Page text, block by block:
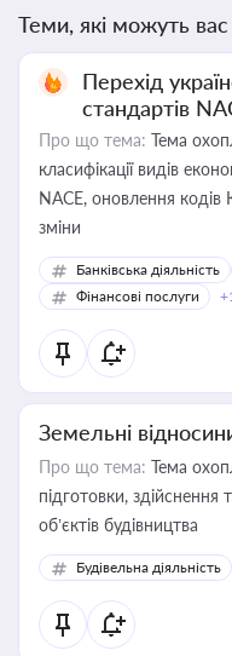
Теми, які можуть вас
Перехід
стандартів
Про що тема: Тема
класифікації видів
NACE, оновлення кодів
зміни
Банківська діяльність
Фінансові послуги
Земельні
Про що тема: Тема
підготовки, здійснення
об’єктів будівництва
Будівельна діяльність